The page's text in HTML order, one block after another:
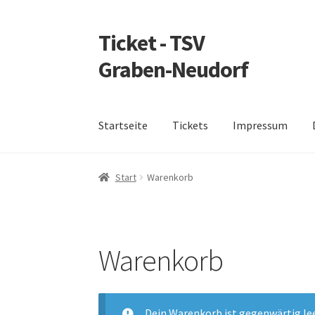
Zur
Navigation
springen
Zum
Inhalt
springen
Ticket - TSV
Graben-Neudorf
Startseite Tickets Impressum
Start Warenkorb
Warenkorb